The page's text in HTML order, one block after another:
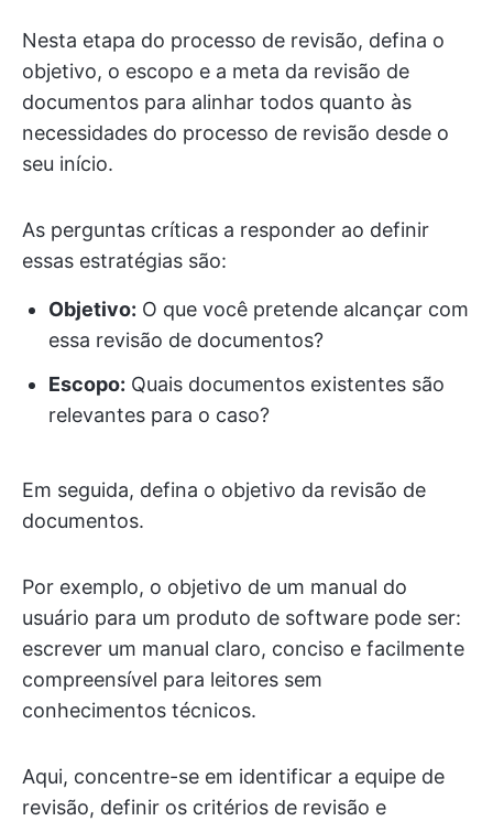
Nesta etapa do processo de revisão, defina o
objetivo, o escopo e a meta da revisão de
documentos para alinhar todos quanto às
necessidades do processo de revisão desde o
seu início.
As perguntas críticas a responder ao definir
essas estratégias são:
Objetivo: O que você pretende alcançar com
essa revisão de documentos?
Escopo: Quais documentos existentes são
relevantes para o caso?
Em seguida, defina o objetivo da revisão de
documentos.
Por exemplo, o objetivo de um manual do
usuário para um produto de software pode ser:
escrever um manual claro, conciso e facilmente
compreensível para leitores sem
conhecimentos técnicos.
Aqui, concentre-se em identificar a equipe de
revisão, definir os critérios de revisão e